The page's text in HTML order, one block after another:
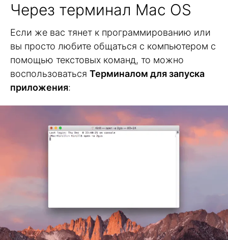
Через терминал Mac OS
Если же вас тянет к программированию или
вы просто любите общаться с компьютером с
помощью текстовых команд, то можно
воспользоваться Терминалом для запуска
приложения: